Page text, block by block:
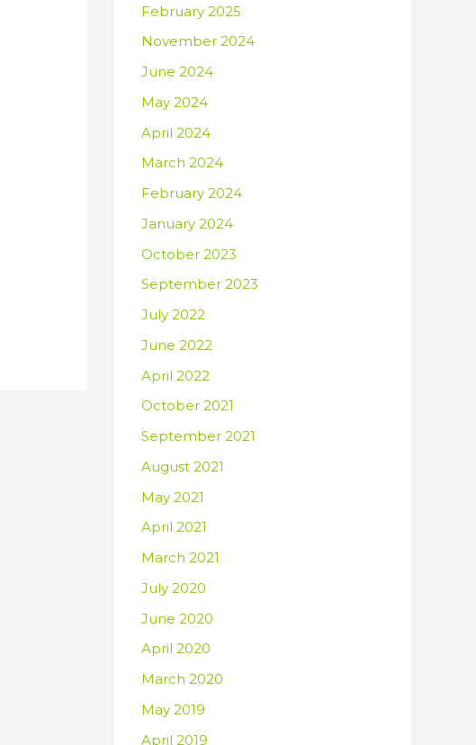
February 2025
November 2024
June 2024
May 2024
April 2024
March 2024
February 2024
January 2024
October 2023
September 2023
July 2022
June 2022
April 2022
October 2021
September 2021
August 2021
May 2021
April 2021
March 2021
July 2020
June 2020
April 2020
March 2020
May 2019
April 2019